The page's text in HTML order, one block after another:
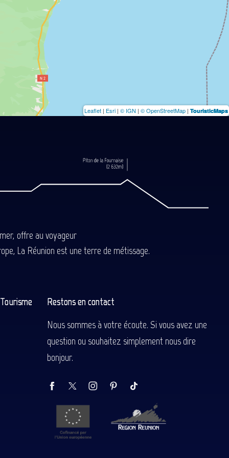
Leaflet | Esri | © IGN | © OpenStreetMap | TouristicMaps
offre au voyageur
La Réunion est une terre de métissage.
Restons en contact
Nous sommes à votre écoute. Si vous avez une
question ou souhaitez simplement nous dire
bonjour.